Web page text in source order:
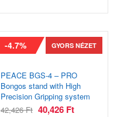
-4.7% GYORS NÉZET
PEACE BGS-4 – PRO
Bongos stand with High
Precision Gripping system
42,426Ft 40,426 Ft